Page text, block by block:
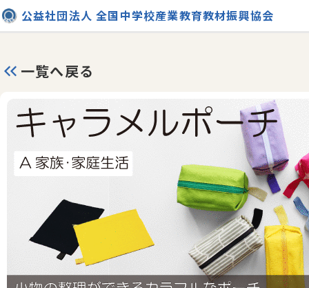
公益社団法人 全国中学校産業教育教材振興協会
一覧へ戻る